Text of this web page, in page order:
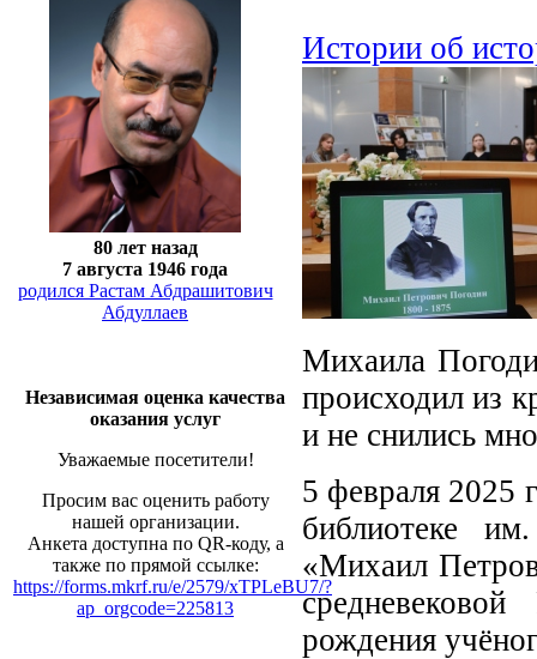
80 лет назад
7 августа 1946 года
родился Растам Абдрашитович
Абдуллаев
Независимая оценка качества
оказания услуг
Уважаемые посетители!
Просим вас оценить работу
нашей организации.
Анкета доступна по QR-коду, а
также по прямой ссылке:
https://forms.mkrf.ru/e/2579/xTPLeBU7/?
ap_orgcode=225813
Истории об
Михаила
происходил из
и не снились
5 февраля 2025
библиотеке
«Михаил
рождения